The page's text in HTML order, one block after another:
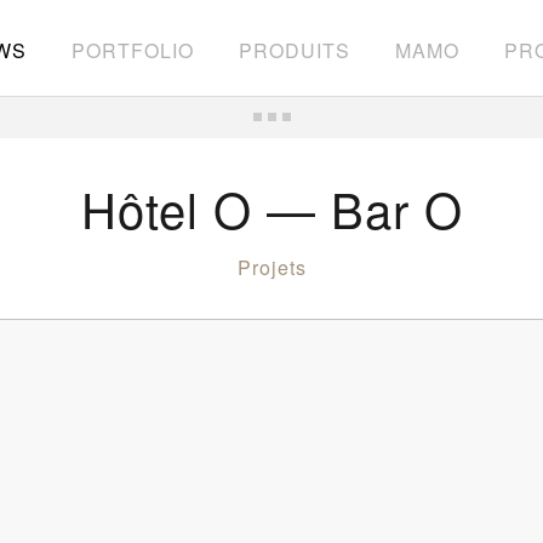
PORTFOLIO PRODUITS MAMO
Hôtel O — Bar O
Projets